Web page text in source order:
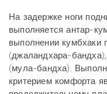
На задержке ноги
выполняется антар-
выполнении кумбхаки
(джаландхара-
(мула-бандха).
критерием комфорта